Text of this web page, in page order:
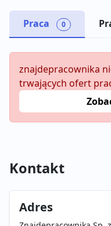
Praca 0
znajdepracownika
trwających ofert
Kontakt
Adres